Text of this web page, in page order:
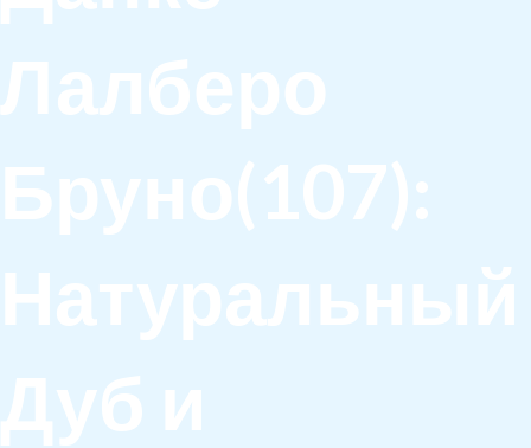
Лалберо
Бруно(107):
Натуральный
Дуб и